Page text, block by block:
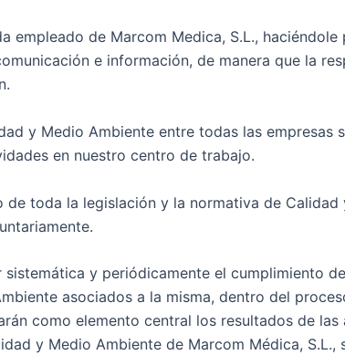
empleado de Marcom Medica, S.L.,
e información, de manera que la
y Medio Ambiente entre todas las
en nuestro centro de trabajo.
de toda la legislación y la normativa de
sistemática y periódicamente el cumplimiento
asociados a la misma, dentro del
como elemento central los resultados de
y Medio Ambiente de Marcom Médica,